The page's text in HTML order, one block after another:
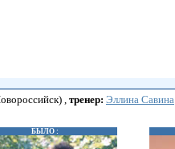
, тренер: Эллина Савина
БЫЛО :